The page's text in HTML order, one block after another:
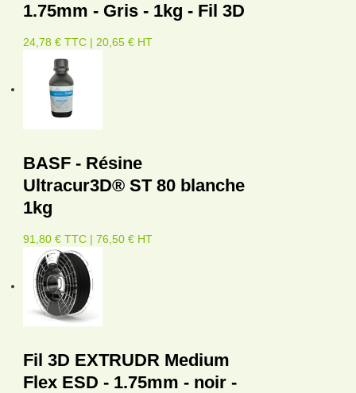
1.75mm - Gris - 1kg - Fil 3D
24,78 € TTC | 20,65 € HT
BASF - Résine
Ultracur3D® ST 80 blanche
1kg
91,80 € TTC | 76,50 € HT
Fil 3D EXTRUDR Medium
Flex ESD - 1.75mm - noir -